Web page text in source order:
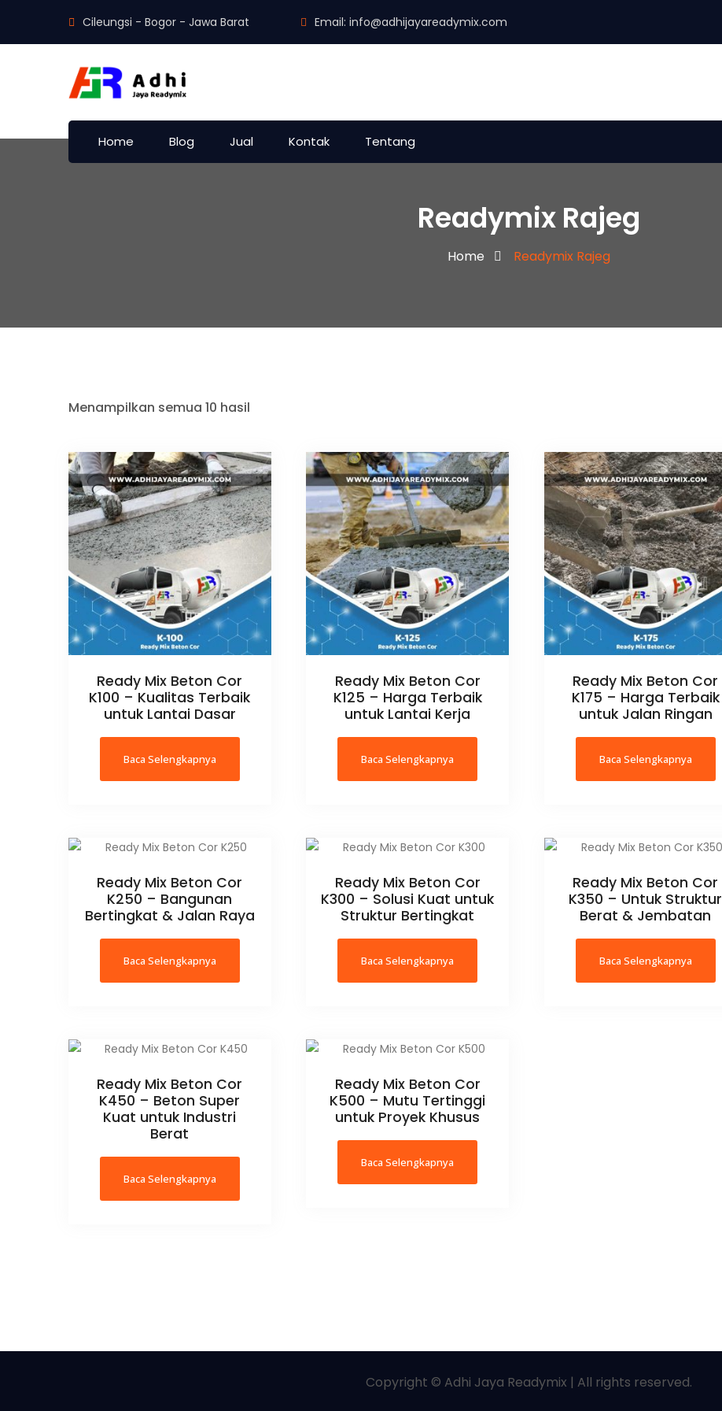
Cileungsi - Bogor - Jawa Barat Email: info@adhijayareadymix.com
Home Blog Jual Kontak Tentang
Readymix Rajeg
Home Readymix Rajeg
Menampilkan semua 10 hasil
Ready Mix Beton Cor
K100 – Kualitas Terbaik
untuk Lantai Dasar
Baca Selengkapnya
Ready Mix Beton Cor
K125 – Harga Terbaik
untuk Lantai Kerja
Baca Selengkapnya
Ready Mix Beton Cor
K175 – Harga Terbaik
untuk Jalan Ringan
Baca Selengkapnya
Ready Mix Beton Cor
K250 – Bangunan
Bertingkat & Jalan Raya
Baca Selengkapnya
Ready Mix Beton Cor
K300 – Solusi Kuat untuk
Struktur Bertingkat
Baca Selengkapnya
Ready Mix Beton Cor
K350 – Untuk Struktur
Berat & Jembatan
Baca Selengkapnya
Ready Mix Beton Cor
K450 – Beton Super
Kuat untuk Industri
Berat
Baca Selengkapnya
Ready Mix Beton Cor
K500 – Mutu Tertinggi
untuk Proyek Khusus
Baca Selengkapnya
Copyright © Adhi Jaya Readymix | All rights reserved.